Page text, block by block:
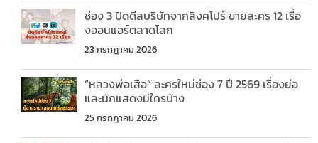
ช่อง 3 ปิดดีลบริษัทจากสิงคโปร์ ขายละคร 12 เรื่อ
งออนแอร์ตลาดโลก
23 กรกฎาคม 2026
“หลวงพ่อเสือ” ละครใหม่ช่อง 7 ปี 2569 เรื่องย่อ
และนักแสดงมีใครบ้าง
25 กรกฎาคม 2026